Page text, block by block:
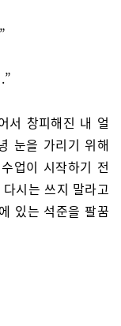
서 창피해진 내 얼
눈을 가리기 위해
업이 시작하기 전
시는 쓰지 말라고
있는 석준을 팔꿈